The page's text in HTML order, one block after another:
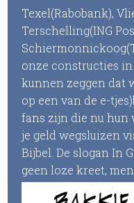
Texel(Rabobank),
Terschelling(ING
onze constructies
kunnen zeggen dat
op een van de e-
fans zijn die nu hun
je geld wegsluizen
Bijbel. De slogan In
geen loze kreet,